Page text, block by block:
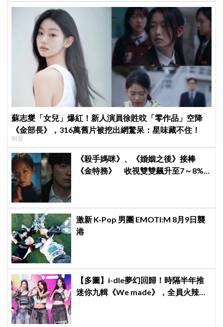
蘇志燮「女兒」爆紅！新人演員徐貹旼「零作品」空降
《金部長》，316萬舊片被挖出網驚呆：星味藏不住！
明星
《殺手媽咪》、《婚姻之後》接棒
《金特務》 收視雙雙飆升至7～8%
激新 K-Pop 男團 EMOTI:M 8月9日襲
港
【多圖】i-dle夢幻回歸！時隔半年推
迷你九輯《We made》，全員火辣現